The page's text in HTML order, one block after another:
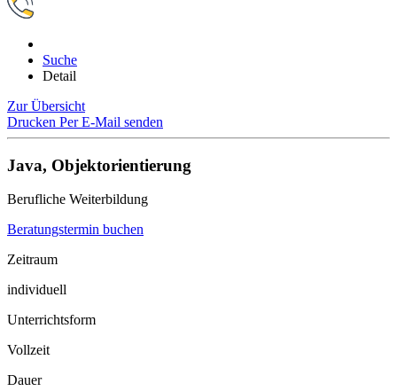
Suche
Detail
Zur Übersicht
Drucken Per E-Mail senden
Java, Objektorientierung
Berufliche Weiterbildung
Beratungstermin buchen
Zeitraum
individuell
Unterrichtsform
Vollzeit
Dauer